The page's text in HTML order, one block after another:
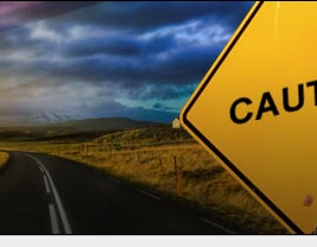
Support